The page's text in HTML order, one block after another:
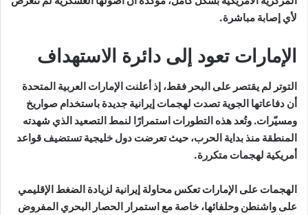
لأي إصابة مباشرة.
الإمارات تعود إلى دائرة الاستهداف
التوتر لم يقتصر على البحر فقط، إذ أعلنت الإمارات العربية المتحدة
أن دفاعاتها الجوية تصدت لهجمات إيرانية جديدة باستخدام صواريخ
ومسيّرات. وتُعد هذه التطورات استمرارًا لنمط التصعيد الذي شهدته
المنطقة منذ بداية الحرب، حيث تعرضت دول خليجية تستضيف قواعد
أمريكية لهجمات متكررة.
الهجمات على الإمارات تعكس محاولة إيرانية لزيادة الضغط الإقليمي
على واشنطن وحلفائها، خاصة مع استمرار الحصار البحري المفروض